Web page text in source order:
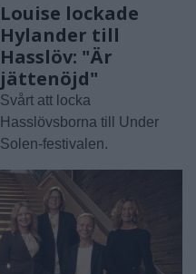
Louise lockade
Hylander till
Hasslöv: "Är
jättenöjd"
Svårt att locka
Hasslövsborna till Under
Solen-festivalen.